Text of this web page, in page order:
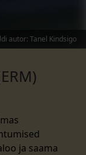
ja saama
autor: Tanel Kindsigo